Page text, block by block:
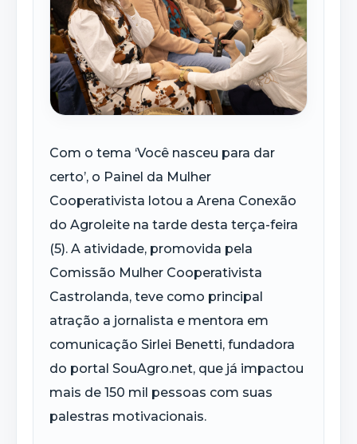
Com o tema ‘Você nasceu para dar
certo’, o Painel da Mulher
Cooperativista lotou a Arena Conexão
do Agroleite na tarde desta terça-feira
(5). A atividade, promovida pela
Comissão Mulher Cooperativista
Castrolanda, teve como principal
atração a jornalista e mentora em
comunicação Sirlei Benetti, fundadora
do portal SouAgro.net, que já impactou
mais de 150 mil pessoas com suas
palestras motivacionais.